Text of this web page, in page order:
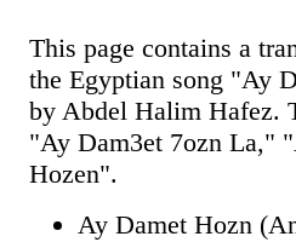
This page contains a
the Egyptian song "Ay
by Abdel Halim Hafez.
"Ay Dam3et 7ozn La,"
Hozen".
Ay Damet Hozn